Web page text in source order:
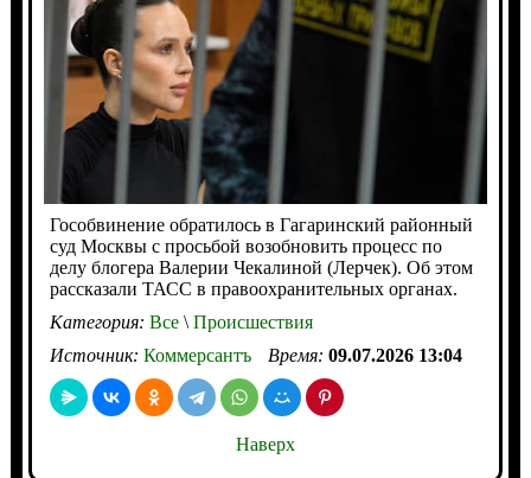
Гособвинение обратилось в Гагаринский районный
суд Москвы с просьбой возобновить процесс по
делу блогера Валерии Чекалиной (Лерчек). Об этом
рассказали ТАСС в правоохранительных органах.
Категория: Все\Происшествия
Источник: Коммерсантъ Время: 09.07.2026 13:04
Наверх